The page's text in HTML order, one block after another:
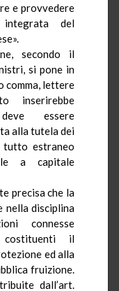
e provvedere
del
secondo il
si pone in
comma, lettere
inserirebbe
deve essere
alla tutela dei
tutto estraneo
a capitale
precisa che la
nella disciplina
connesse
costituenti il
ed alla
fruizione.
dall’art.